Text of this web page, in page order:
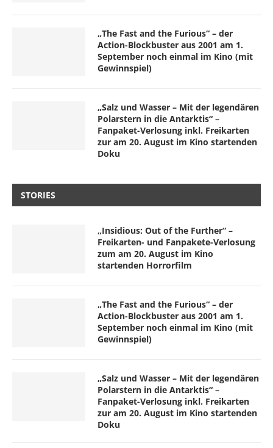
„The Fast and the Furious“ – der
Action-Blockbuster aus 2001 am 1.
September noch einmal im Kino (mit
Gewinnspiel)
„Salz und Wasser – Mit der legendären
Polarstern in die Antarktis“ –
Fanpaket-Verlosung inkl. Freikarten
zur am 20. August im Kino startenden
Doku
STORIES
„Insidious: Out of the Further“ –
Freikarten- und Fanpakete-Verlosung
zum am 20. August im Kino
startenden Horrorfilm
„The Fast and the Furious“ – der
Action-Blockbuster aus 2001 am 1.
September noch einmal im Kino (mit
Gewinnspiel)
„Salz und Wasser – Mit der legendären
Polarstern in die Antarktis“ –
Fanpaket-Verlosung inkl. Freikarten
zur am 20. August im Kino startenden
Doku